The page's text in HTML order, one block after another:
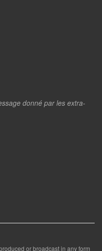
donné par les extra-
or broadcast in any form